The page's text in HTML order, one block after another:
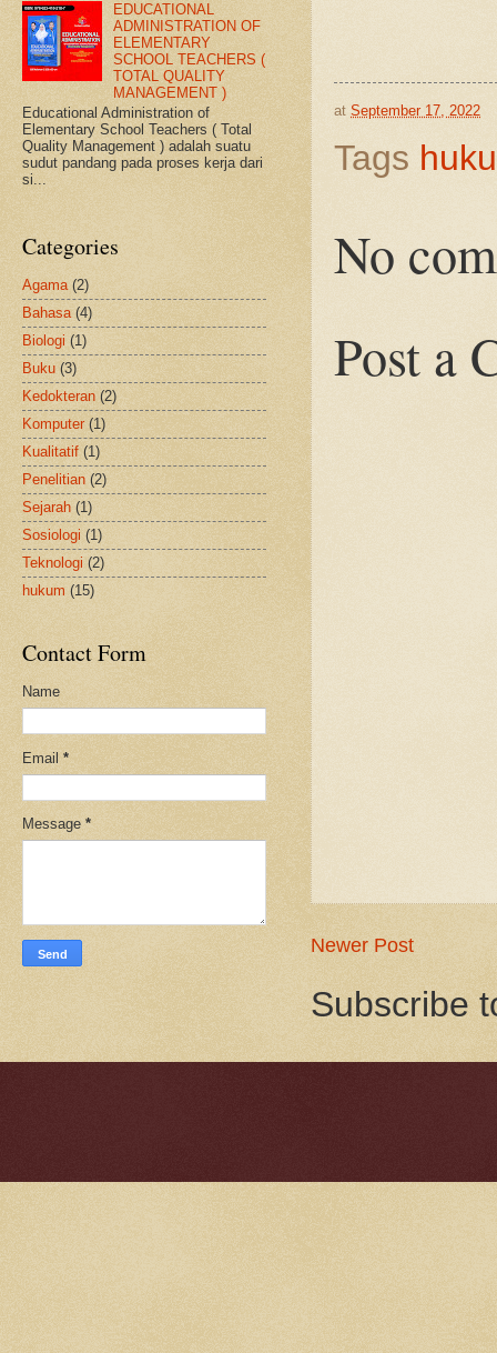
at September 17, 2022
Tags
No
Post a
Newer Post
Subscribe
EDUCATIONAL
ADMINISTRATION OF
ELEMENTARY
SCHOOL TEACHERS (
TOTAL QUALITY
MANAGEMENT )
Educational Administration of
Elementary School Teachers ( Total
Quality Management ) adalah suatu
sudut pandang pada proses kerja dari
si...
Categories
Agama (2)
Bahasa (4)
Biologi (1)
Buku (3)
Kedokteran (2)
Komputer (1)
Kualitatif (1)
Penelitian (2)
Sejarah (1)
Sosiologi (1)
Teknologi (2)
hukum (15)
Contact Form
Name
Email *
Message *